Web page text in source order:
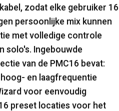
zodat elke gebruiker 16
persoonlijke mix kunnen
met volledige controle
solo's. Ingebouwde
van de PMC16 bevat:
en laagfrequentie
voor eenvoudig
preset locaties voor het